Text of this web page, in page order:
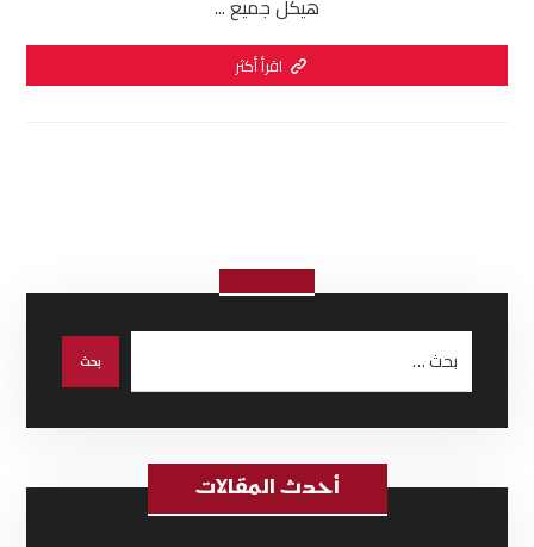
هيكل جميع ...
اقرأ أكثر
أحدث المقالات